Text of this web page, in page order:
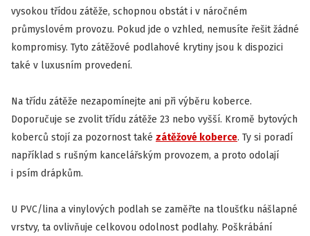
vysokou třídou zátěže, schopnou obstát i v náročném
průmyslovém provozu. Pokud jde o vzhled, nemusíte řešit žádné
kompromisy. Tyto zátěžové podlahové krytiny jsou k dispozici
také v luxusním provedení.
Na třídu zátěže nezapomínejte ani při výběru koberce.
Doporučuje se zvolit třídu zátěže 23 nebo vyšší. Kromě bytových
koberců stojí za pozornost také zátěžové koberce. Ty si poradí
například s rušným kancelářským provozem, a proto odolají
i psím drápkům.
U PVC/lina a vinylových podlah se zaměřte na tloušťku nášlapné
vrstvy, ta ovlivňuje celkovou odolnost podlahy. Poškrábání